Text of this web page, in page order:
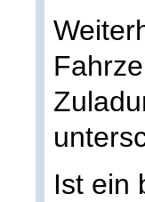
Ist ein